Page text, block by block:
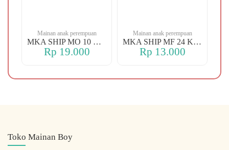
Mainan anak perempuan
MKA SHIP MO 10 CHERRY
Rp 19.000
Mainan anak perempuan
MKA SHIP MF 24 KERANJANG
Rp 13.000
Toko Mainan Boy